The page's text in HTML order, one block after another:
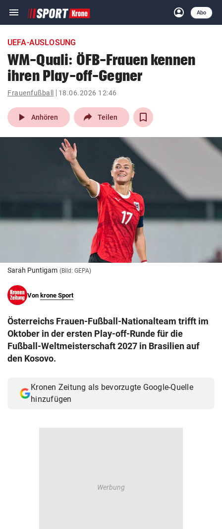
menu Navigation
ein-/ausklappen
account_circle
Anmelden
Abo
close Schließen
Abonnieren
account_circle Anmelden
pin_drop
Wien arrow_right
bookmark
© Krone Multimedia GmbH & Co KG 2026
UEFA-AUSLOSUNG
WM-Quali: ÖFB-Frauen kennen
ihren Play-off-Gegner
Frauenfußball 18.06.2026 12:46
play_arrow Anhören Teilen
Sarah Puntigam (Bild: GEPA)
Von krone Sport
Österreichs Frauen-Fußball-Nationalteam trifft im
Oktober in der ersten Play-off-Runde für die
Fußball-Weltmeisterschaft 2027 in Brasilien auf
den Kosovo.
Kronen Zeitung als bevorzugte Google-Quelle
hinzufügen